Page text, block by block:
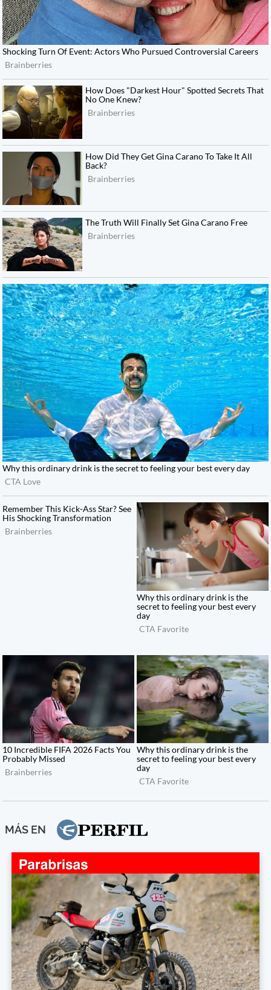
MÁS EN